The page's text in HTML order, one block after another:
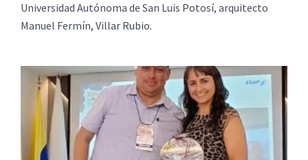
Universidad Autónoma de San Luis Potosí, arquitecto
Manuel Fermín, Villar Rubio.